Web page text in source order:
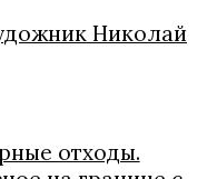
Николай
отходы.